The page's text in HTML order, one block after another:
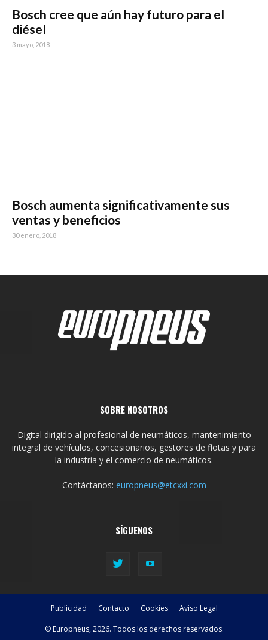
Bosch cree que aún hay futuro para el
diésel
3 mayo, 2018
Bosch aumenta significativamente sus
ventas y beneficios
30 enero, 2018
SOBRE NOSOTROS
Digital dirigido al profesional de neumáticos, mantenimiento
integral de vehículos, concesionarios, gestores de flotas y para
la industria y el comercio de neumáticos.
Contáctanos: europneus@etcxxi.com
SÍGUENOS
Publicidad Contacto Cookies Aviso Legal
© Europneus, 2026. Todos los derechos reservados.